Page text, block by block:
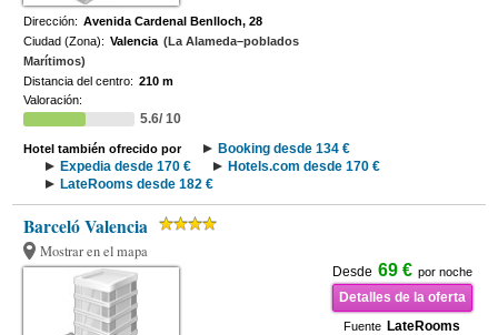
Dirección: Avenida Cardenal Benlloch, 28
Ciudad (Zona): Valencia (La Alameda–poblados
Marítimos)
Distancia del centro: 210 m
Valoración:
5.6/ 10
Hotel también ofrecido por
Booking desde 134 €
Expedia desde 170 €
Hotels.com desde 170 €
LateRooms desde 182 €
Barceló Valencia
Mostrar en el mapa
Desde 69 € por noche
Detalles de la oferta
Fuente LateRooms